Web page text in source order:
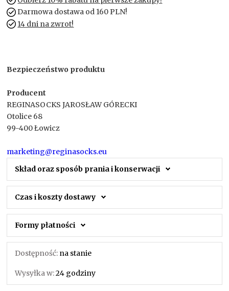
Darmowa dostawa od 160 PLN!
14 dni na zwrot!
Bezpieczeństwo produktu
Producent
REGINASOCKS JAROSŁAW GÓRECKI
Otolice 68
99-400 Łowicz
marketing@reginasocks.eu
Skład oraz sposób prania i konserwacji
Czas i koszty dostawy
Formy płatności
Dostępność: na stanie
Wysyłka w:24 godziny